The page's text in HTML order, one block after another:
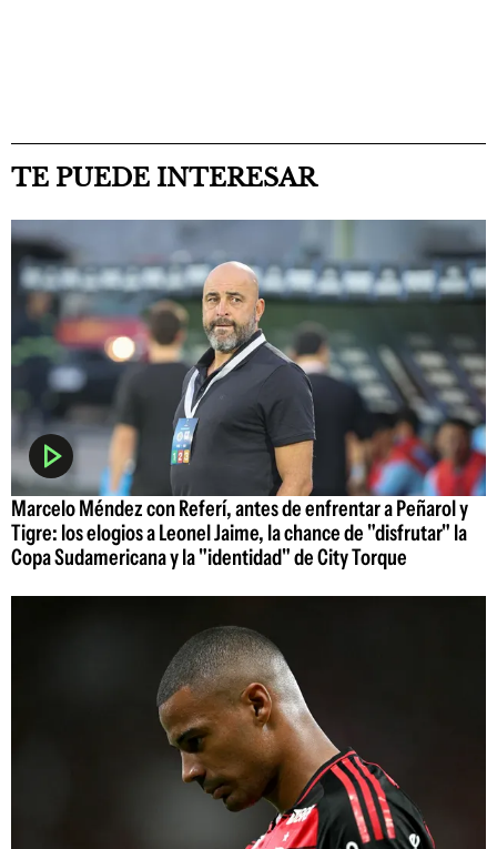
TE PUEDE INTERESAR
Marcelo Méndez con Referí, antes de enfrentar a Peñarol y
Tigre: los elogios a Leonel Jaime, la chance de "disfrutar" la
Copa Sudamericana y la "identidad" de City Torque